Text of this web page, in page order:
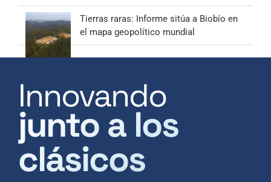
Tierras raras: Informe sitúa a Biobío en
el mapa geopolítico mundial
Innovando
junto a los
clásicos